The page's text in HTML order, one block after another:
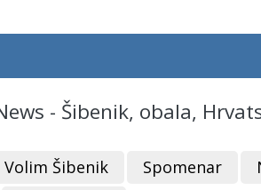
Volim Šibenik Spomenar